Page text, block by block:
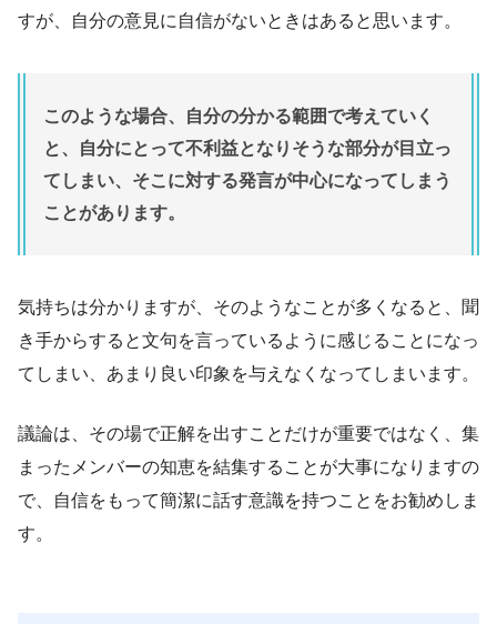
すが、自分の意見に自信がないときはあると思います。
このような場合、自分の分かる範囲で考えていく
と、自分にとって不利益となりそうな部分が目立っ
てしまい、そこに対する発言が中心になってしまう
ことがあります。
気持ちは分かりますが、そのようなことが多くなると、聞
き手からすると文句を言っているように感じることになっ
てしまい、あまり良い印象を与えなくなってしまいます。
議論は、その場で正解を出すことだけが重要ではなく、集
まったメンバーの知恵を結集することが大事になりますの
で、自信をもって簡潔に話す意識を持つことをお勧めしま
す。